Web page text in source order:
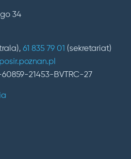
34
61 835 79 01 (sekretariat)
21453-BVTRC-27
Facebook
serwisie YouTube
w serwisie Instagram